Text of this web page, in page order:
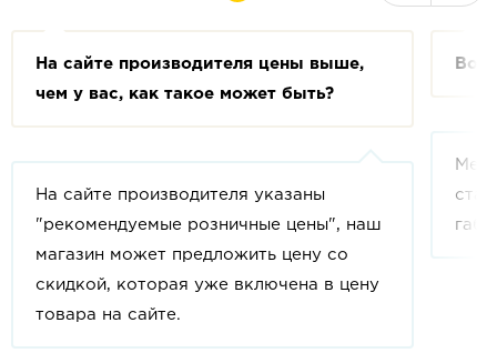
На сайте производителя цены выше,
чем у вас, как такое может быть?
На сайте производителя указаны
"рекомендуемые розничные цены", наш
магазин может предложить цену со
скидкой, которая уже включена в цену
товара на сайте.